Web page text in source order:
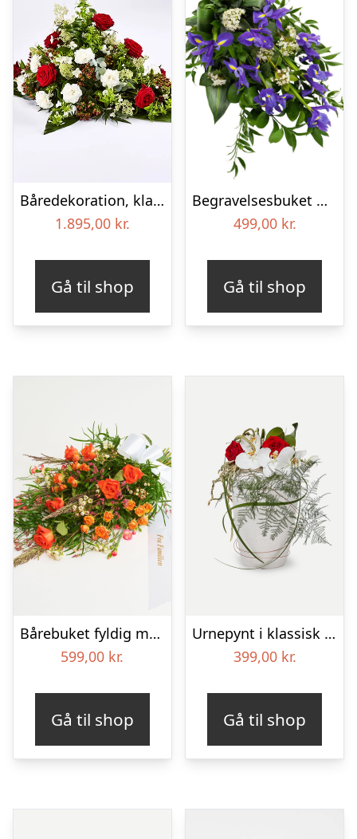
Båredekoration, klassisk – Blomster til begravelse
1.895,00 kr.
Gå til shop
Begravelses­buket med iris
499,00 kr.
Gå til shop
Bårebuket fyldig med bånd
599,00 kr.
Gå til shop
Urnepynt i klassisk stil – rød og hvid
399,00 kr.
Gå til shop